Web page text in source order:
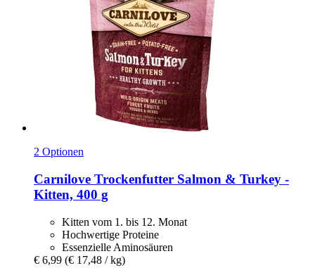
2 Optionen
Carnilove Trockenfutter Salmon & Turkey -​
Kitten, 400 g
Kitten vom 1. bis 12. Monat
Hochwertige Proteine
Essenzielle Aminosäuren
€ 6,99 (€ 17,48 / kg)